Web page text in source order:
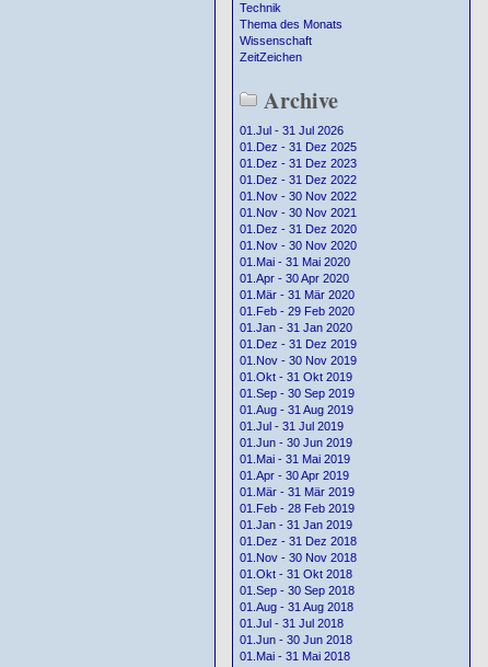
Technik
Thema des Monats
Wissenschaft
ZeitZeichen
Archive
01.Jul - 31 Jul 2026
01.Dez - 31 Dez 2025
01.Dez - 31 Dez 2023
01.Dez - 31 Dez 2022
01.Nov - 30 Nov 2022
01.Nov - 30 Nov 2021
01.Dez - 31 Dez 2020
01.Nov - 30 Nov 2020
01.Mai - 31 Mai 2020
01.Apr - 30 Apr 2020
01.Mär - 31 Mär 2020
01.Feb - 29 Feb 2020
01.Jan - 31 Jan 2020
01.Dez - 31 Dez 2019
01.Nov - 30 Nov 2019
01.Okt - 31 Okt 2019
01.Sep - 30 Sep 2019
01.Aug - 31 Aug 2019
01.Jul - 31 Jul 2019
01.Jun - 30 Jun 2019
01.Mai - 31 Mai 2019
01.Apr - 30 Apr 2019
01.Mär - 31 Mär 2019
01.Feb - 28 Feb 2019
01.Jan - 31 Jan 2019
01.Dez - 31 Dez 2018
01.Nov - 30 Nov 2018
01.Okt - 31 Okt 2018
01.Sep - 30 Sep 2018
01.Aug - 31 Aug 2018
01.Jul - 31 Jul 2018
01.Jun - 30 Jun 2018
01.Mai - 31 Mai 2018